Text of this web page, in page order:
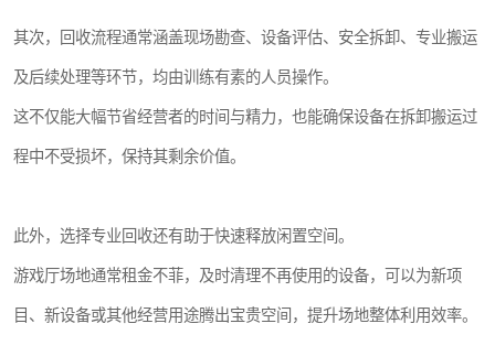
其次，回收流程通常涵盖现场勘查、设备评估、安全拆卸、专业搬运
及后续处理等环节，均由训练有素的人员操作。
这不仅能大幅节省经营者的时间与精力，也能确保设备在拆卸搬运过
程中不受损坏，保持其剩余价值。
此外，选择专业回收还有助于快速释放闲置空间。
游戏厅场地通常租金不菲，及时清理不再使用的设备，可以为新项
目、新设备或其他经营用途腾出宝贵空间，提升场地整体利用效率。